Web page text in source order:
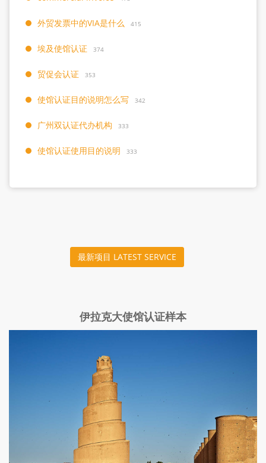
外贸发票中的VIA是什么 415
埃及使馆认证 374
贸促会认证 353
使馆认证目的说明怎么写 342
广州双认证代办机构 333
使馆认证使用目的说明 333
最新项目 LATEST SERVICE
伊拉克大使馆认证样本